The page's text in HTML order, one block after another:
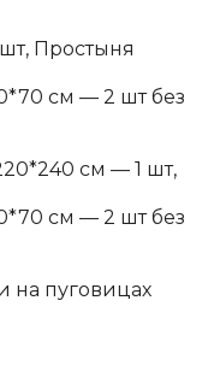
Простыня
см — 2 шт без
см — 1 шт,
см — 2 шт без
на пуговицах